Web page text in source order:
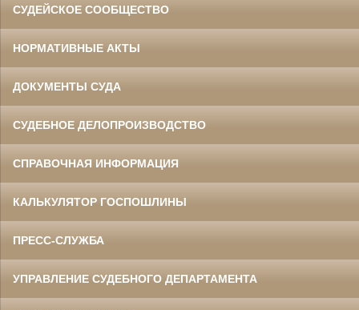
СУДЕЙСКОЕ СООБЩЕСТВО
НОРМАТИВНЫЕ АКТЫ
ДОКУМЕНТЫ СУДА
СУДЕБНОЕ ДЕЛОПРОИЗВОДСТВО
СПРАВОЧНАЯ ИНФОРМАЦИЯ
КАЛЬКУЛЯТОР ГОСПОШЛИНЫ
ПРЕСС-СЛУЖБА
УПРАВЛЕНИЕ СУДЕБНОГО ДЕПАРТАМЕНТА